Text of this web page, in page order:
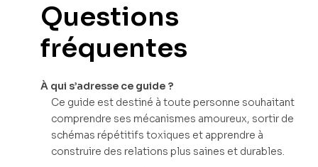
Questions
fréquentes
À qui s’adresse ce guide ?
Ce guide est destiné à toute personne souhaitant
comprendre ses mécanismes amoureux, sortir de
schémas répétitifs toxiques et apprendre à
construire des relations plus saines et durables.